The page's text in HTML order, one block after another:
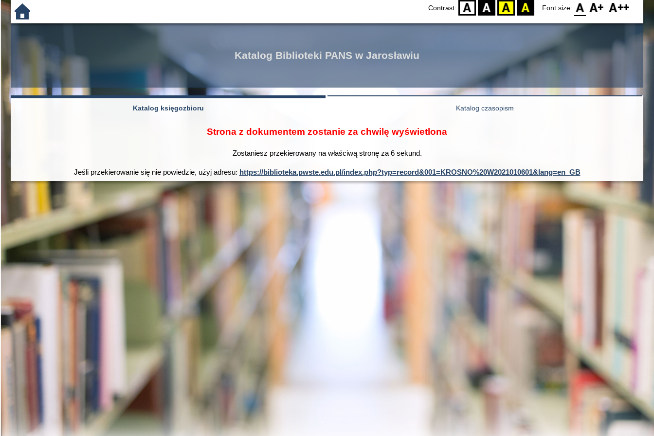
Contrast: D BW YB BY Font size: F0 F1 F2
Katalog Biblioteki PANS w Jarosławiu
Katalog księgozbioru Katalog czasopism
Strona z dokumentem zostanie za chwilę wyświetlona
Zostaniesz przekierowany na właściwą stronę za 6sekund.
Jeśli przekierowanie się nie powiedzie, użyj adresu: https://biblioteka.pwste.edu.pl/index.php?typ=record&001=KROSNO%20W2021010601&lang=en_GB